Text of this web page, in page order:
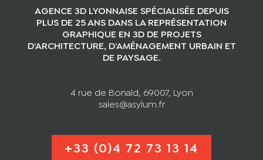
AGENCE 3D LYONNAISE SPÉCIALISÉE DEPUIS
PLUS DE 25 ANS DANS LA REPRÉSENTATION
GRAPHIQUE EN 3D DE PROJETS
D’ARCHITECTURE, D’AMÉNAGEMENT URBAIN ET
DE PAYSAGE.
4 rue de Bonald, 69007, Lyon
sales@asylum.fr
+33 (0)4 72 73 13 14